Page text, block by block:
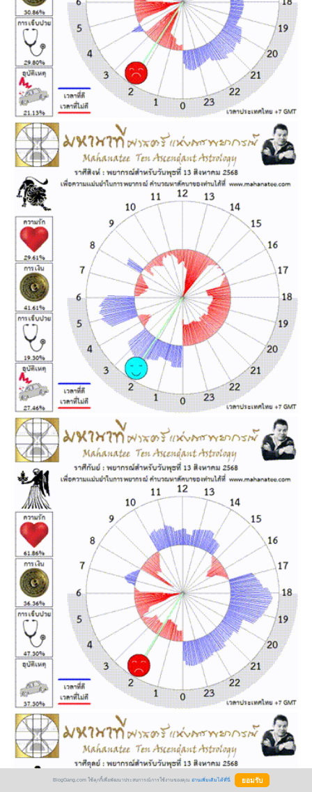
BlogGang.com ใช้คุกกี้เพื่อพัฒนาประสบการณ์การใช้งานของคุณ อ่านเพิ่มเติมได้ที่นี่